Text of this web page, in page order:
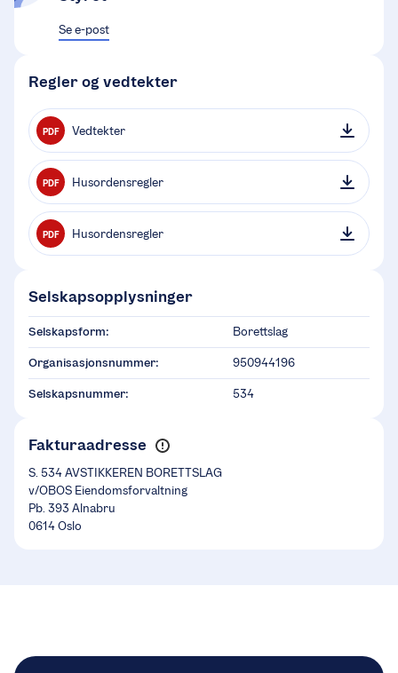
Se e-post
Regler og vedtekter
PDF Vedtekter
PDF Husordensregler
PDF Husordensregler
Selskapsopplysninger
Selskapsform: Borettslag
Organisasjonsnummer: 950944196
Selskapsnummer: 534
Fakturaadresse
S. 534 AVSTIKKEREN BORETTSLAG
v/OBOS Eiendomsforvaltning
Pb. 393 Alnabru
0614 Oslo